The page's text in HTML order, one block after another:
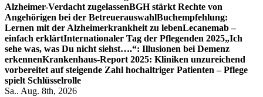
Alzheimer-Verdacht zugelassenBGH stärkt Rechte von
Angehörigen bei der BetreuerauswahlBuchempfehlung:
Lernen mit der Alzheimerkrankheit zu lebenLecanemab –
einfach erklärtInternationaler Tag der Pflegenden 2025„Ich
sehe was, was Du nicht siehst….“: Illusionen bei Demenz
erkennenKrankenhaus-Report 2025: Kliniken unzureichend
vorbereitet auf steigende Zahl hochaltriger Patienten – Pflege
spielt Schlüsselrolle
Sa.. Aug. 8th, 2026